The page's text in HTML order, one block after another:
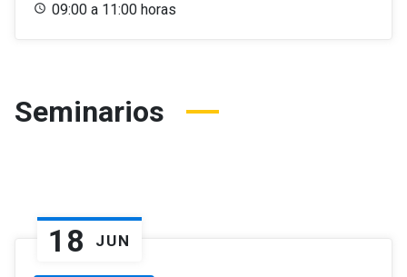
09:00 a 11:00 horas
Seminarios
18 JUN